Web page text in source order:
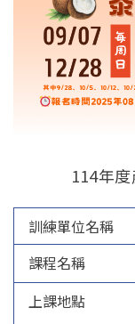
114年
訓練單位名稱
課程名稱
上課地點